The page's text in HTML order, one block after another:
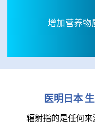
增加营养物
医明日本
辐射指的是任何